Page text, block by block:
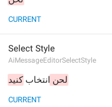
CURRENT
Select Style
AiMessageEditorSelectStyle
لحن انتخاب کنید
CURRENT